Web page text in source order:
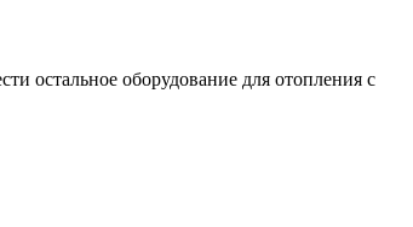
остальное оборудование для отопления с